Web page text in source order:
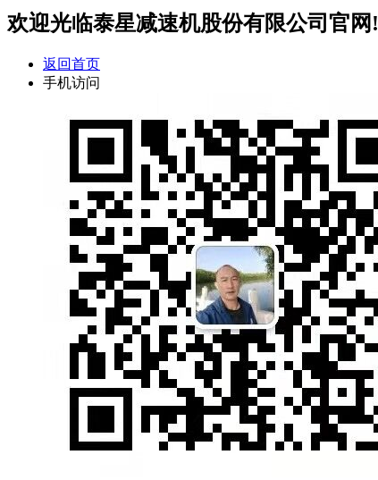
欢迎光临泰星减速机股份有限公司官网!
返回首页
手机访问